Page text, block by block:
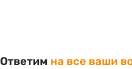
Ответим на все ваши